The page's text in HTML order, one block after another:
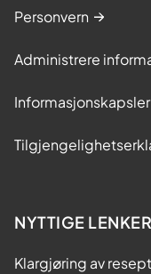
Personvern
Administrere
Informasjonskapsler
NYTTIGE LENKER
Klargjøring av